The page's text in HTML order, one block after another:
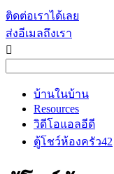
ติดต่อเราได้เลย
ส่งอีเมลถึงเรา

บ้านในบ้าน
Resources
วิดีโอแอลอีดี
ตู้โชว์ห้องครัว42